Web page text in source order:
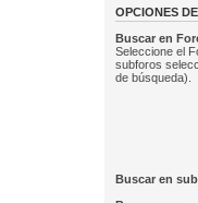
OPCIONES
Buscar en
Seleccione el
subforos
de búsqueda).
Buscar en